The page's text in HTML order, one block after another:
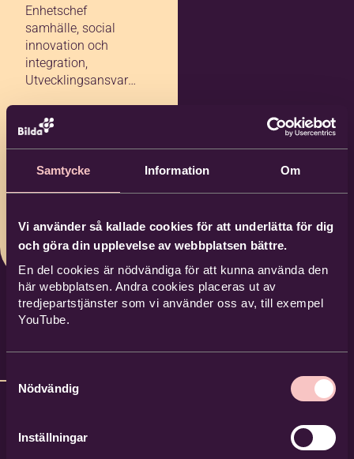
Samtycke Information Om
Vi använder så kallade cookies för att underlätta för dig
och göra din upplevelse av webbplatsen bättre.
En del cookies är nödvändiga för att kunna använda den
här webbplatsen. Andra cookies placeras ut av
tredjepartstjänster som vi använder oss av, till exempel
YouTube.
Nödvändig
Inställningar
Enhetschef
samhälle, social
innovation och
integration,
Utvecklingsansvarig
Samhälle förbundet
019-760 14 03
Bilda Örebro